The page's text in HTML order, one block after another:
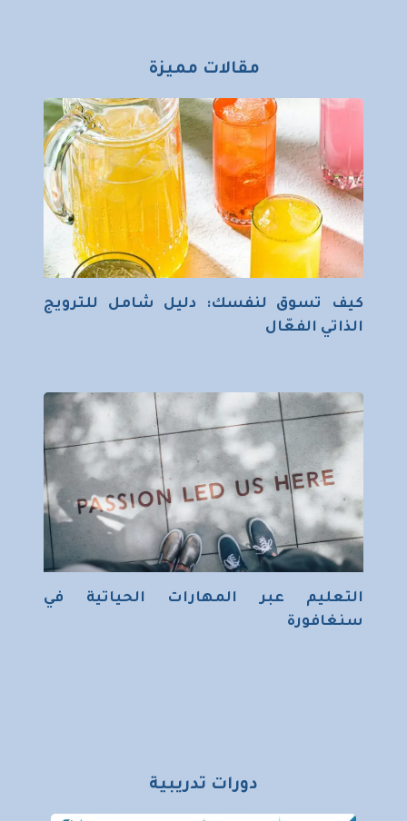
مقالات مميزة
كيف تسوق لنفسك: دليل شامل للترويج
الذاتي الفعّال
التعليم عبر المهارات الحياتية في
سنغافورة
دورات تدريبية